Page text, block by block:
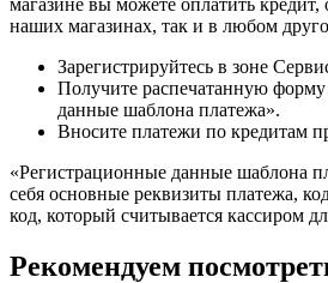
наших магазинах, так и в любом
Зарегистрируйтесь в зоне
Получите распечатанную
данные шаблона платежа».
Вносите платежи по кредитам
«Регистрационные данные шаблона
себя основные реквизиты платежа,
код, который считывается кассиром
Рекомендуем